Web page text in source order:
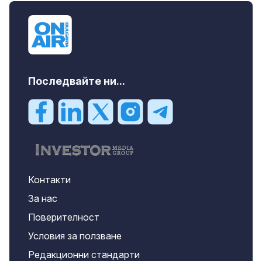
Последвайте ни...
Контакти
За нас
Поверителност
Условия за ползване
Редакционни стандарти